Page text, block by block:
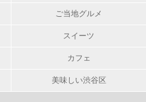
ご当地グルメ
スイーツ
カフェ
美味しい渋谷区